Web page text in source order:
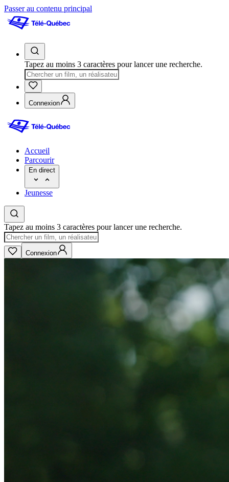
Passer au contenu principal
Tapez au moins 3 caractères pour lancer une recherche.
Connexion
Accueil
Parcourir
En direct
Jeunesse
Tapez au moins 3 caractères pour lancer une recherche.
Connexion